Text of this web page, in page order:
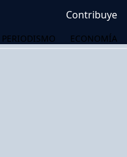
Contribuye
PERIODISMO ECONOMÍA